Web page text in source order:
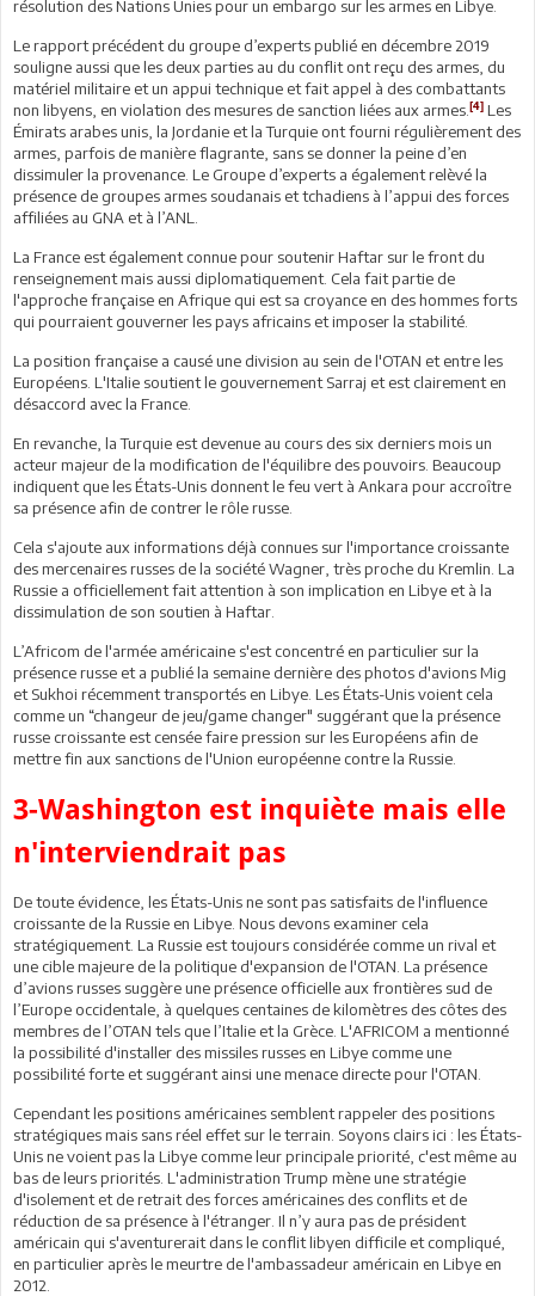
résolution des Nations Unies pour un embargo sur les armes en Libye.
Le rapport précédent du groupe d’experts publié en décembre 2019
souligne aussi que les deux parties au du conflit ont reçu des armes, du
matériel militaire et un appui technique et fait appel à des combattants
non libyens, en violation des mesures de sanction liées aux armes. [4] Les
Émirats arabes unis, la Jordanie et la Turquie ont fourni régulièrement des
armes, parfois de manière flagrante, sans se donner la peine d’en
dissimuler la provenance. Le Groupe d’experts a également relèvé la
présence de groupes armes soudanais et tchadiens à l’appui des forces
affiliées au GNA et à l’ANL.
La France est également connue pour soutenir Haftar sur le front du
renseignement mais aussi diplomatiquement. Cela fait partie de
l'approche française en Afrique qui est sa croyance en des hommes forts
qui pourraient gouverner les pays africains et imposer la stabilité.
La position française a causé une division au sein de l'OTAN et entre les
Européens. L'Italie soutient le gouvernement Sarraj et est clairement en
désaccord avec la France.
En revanche, la Turquie est devenue au cours des six derniers mois un
acteur majeur de la modification de l'équilibre des pouvoirs. Beaucoup
indiquent que les États-Unis donnent le feu vert à Ankara pour accroître
sa présence afin de contrer le rôle russe.
Cela s'ajoute aux informations déjà connues sur l'importance croissante
des mercenaires russes de la société Wagner, très proche du Kremlin. La
Russie a officiellement fait attention à son implication en Libye et à la
dissimulation de son soutien à Haftar.
L’Africom de l'armée américaine s'est concentré en particulier sur la
présence russe et a publié la semaine dernière des photos d'avions Mig
et Sukhoi récemment transportés en Libye. Les États-Unis voient cela
comme un “changeur de jeu/game changer" suggérant que la présence
russe croissante est censée faire pression sur les Européens afin de
mettre fin aux sanctions de l'Union européenne contre la Russie.
3-Washington est inquiète mais elle
n'interviendrait pas
De toute évidence, les États-Unis ne sont pas satisfaits de l'influence
croissante de la Russie en Libye. Nous devons examiner cela
stratégiquement. La Russie est toujours considérée comme un rival et
une cible majeure de la politique d'expansion de l'OTAN. La présence
d’avions russes suggère une présence officielle aux frontières sud de
l’Europe occidentale, à quelques centaines de kilomètres des côtes des
membres de l’OTAN tels que l’Italie et la Grèce. L'AFRICOM a mentionné
la possibilité d'installer des missiles russes en Libye comme une
possibilité forte et suggérant ainsi une menace directe pour l'OTAN.
Cependant les positions américaines semblent rappeler des positions
stratégiques mais sans réel effet sur le terrain. Soyons clairs ici : les États-
Unis ne voient pas la Libye comme leur principale priorité, c'est même au
bas de leurs priorités. L'administration Trump mène une stratégie
d'isolement et de retrait des forces américaines des conflits et de
réduction de sa présence à l'étranger. Il n’y aura pas de président
américain qui s'aventurerait dans le conflit libyen difficile et compliqué,
en particulier après le meurtre de l'ambassadeur américain en Libye en
2012.